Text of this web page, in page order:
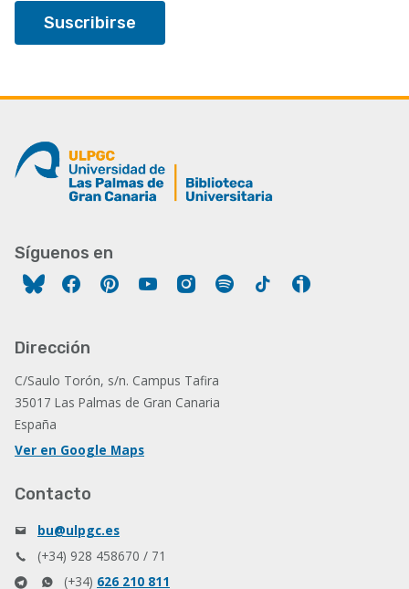
Síguenos en
FacebookPinterestYouTubeInstagram
Spotify Tiktok
Dirección
C/Saulo Torón, s/n. Campus Tafira
35017 Las Palmas de Gran Canaria
España
Ver en Google Maps
Contacto
bu@ulpgc.es
(+34) 928 458670 / 71
(+34) 626 210 811